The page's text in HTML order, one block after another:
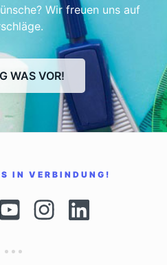
Wir freuen uns auf
WAS VOR!
IN VERBINDUNG!